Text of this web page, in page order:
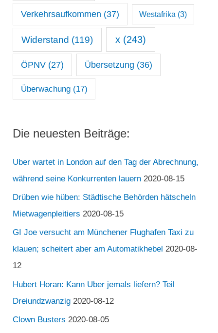
Verkehrsaufkommen (37) Westafrika (3)
Widerstand (119) x(243)
ÖPNV(27) Übersetzung (36)
Überwachung(17)
Die neuesten Beiträge:
Uber wartet in London auf den Tag der Abrechnung,
während seine Konkurrenten lauern 2020-08-15
Drüben wie hüben: Städtische Behörden hätscheln
Mietwagenpleitiers 2020-08-15
GI Joe versucht am Münchener Flughafen Taxi zu
klauen; scheitert aber am Automatikhebel 2020-08-
12
Hubert Horan: Kann Uber jemals liefern? Teil
Dreiundzwanzig 2020-08-12
Clown Busters 2020-08-05